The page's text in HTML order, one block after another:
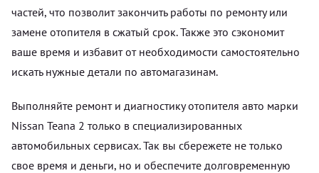
частей, что позволит закончить работы по ремонту или
замене отопителя в сжатый срок. Также это сэкономит
ваше время и избавит от необходимости самостоятельно
искать нужные детали по автомагазинам.
Выполняйте ремонт и диагностику отопителя авто марки
Nissan Teana 2 только в специализированных
автомобильных сервисах. Так вы сбережете не только
свое время и деньги, но и обеспечите долговременную